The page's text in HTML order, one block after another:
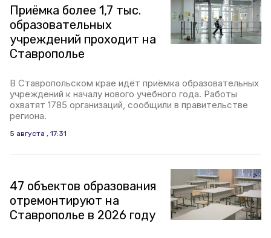
Приёмка более 1,7 тыс.
образовательных
учреждений проходит на
Ставрополье
В Ставропольском крае идёт приёмка образовательных
учреждений к началу нового учебного года. Работы
охватят 1785 организаций, сообщили в правительстве
региона.
5 августа , 17:31
47 объектов образования
отремонтируют на
Ставрополье в 2026 году